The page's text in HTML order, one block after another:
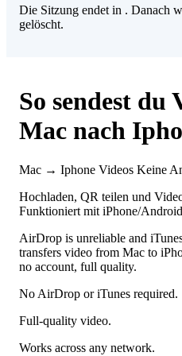
Die Sitzung endet in . Danach
gelöscht.
So sendest du
Mac nach
Mac → Iphone Videos Keine
Hochladen, QR teilen und
Funktioniert mit iPhone/
AirDrop is unreliable and
transfers video from Mac to
no account, full quality.
No AirDrop or iTunes required.
Full-quality video.
Works across any network.